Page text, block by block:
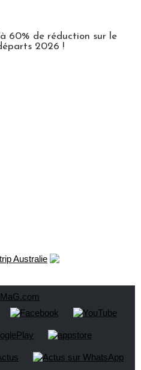
60% de réduction sur le
2026 !